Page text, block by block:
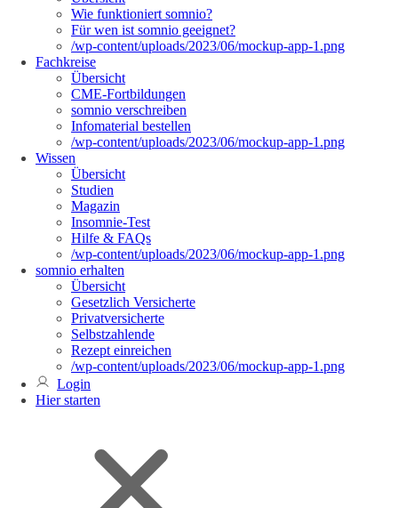
Wie funktioniert somnio?
Für wen ist somnio geeignet?
/wp-content/uploads/2023/06/mockup-app-1.png
Fachkreise
Übersicht
CME-Fortbildungen
somnio verschreiben
Infomaterial bestellen
/wp-content/uploads/2023/06/mockup-app-1.png
Wissen
Übersicht
Studien
Magazin
Insomnie-Test
Hilfe & FAQs
/wp-content/uploads/2023/06/mockup-app-1.png
somnio erhalten
Übersicht
Gesetzlich Versicherte
Privatversicherte
Selbstzahlende
Rezept einreichen
/wp-content/uploads/2023/06/mockup-app-1.png
Login
Hier starten